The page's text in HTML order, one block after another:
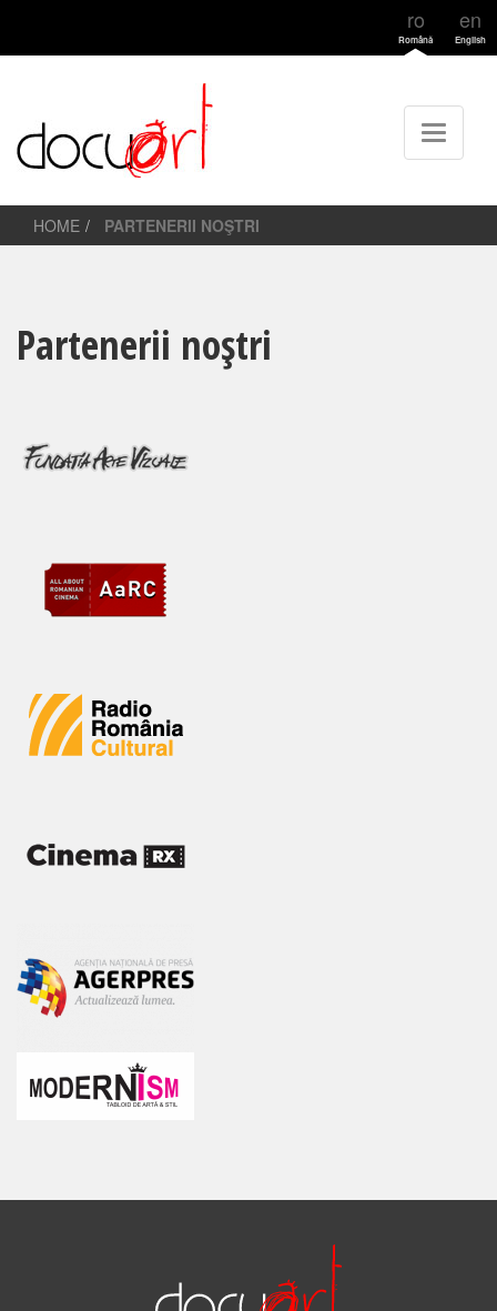
ro
Română
en
English
HOME PARTENERII NOŞTRI
Partenerii noştri